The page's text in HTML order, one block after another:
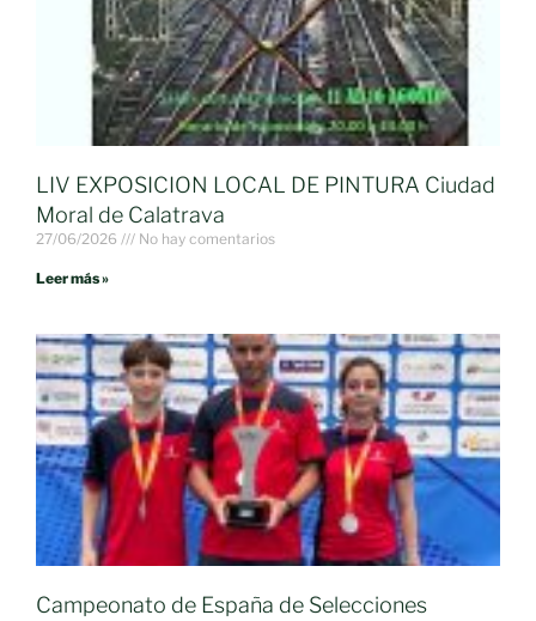
LIV EXPOSICION LOCAL DE PINTURA Ciudad
Moral de Calatrava
27/06/2026 No hay comentarios
Leer más »
Campeonato de España de Selecciones